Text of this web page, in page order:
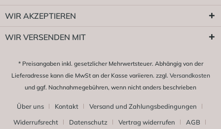
WIR AKZEPTIEREN
WIR VERSENDEN MIT
* Preisangaben inkl. gesetzlicher Mehrwertsteuer. Abhängig von der
Lieferadresse kann die MwSt an der Kasse variieren. zzgl. Versandkosten
und ggf. Nachnahmegebühren, wenn nicht anders beschrieben
Über uns Kontakt
Versand und Zahlungsbedingungen
Widerrufsrecht
Datenschutz Vertrag widerrufen AGB